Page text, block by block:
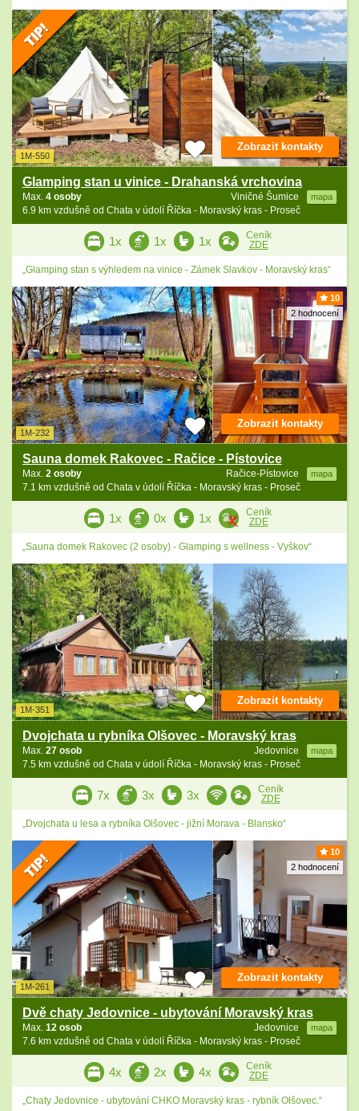
1M-550
Glamping stan u vinice - Drahanská vrchovina
Viničné Šumice mapa
Max. 4 osoby
6.9 km vzdušně od Chata v údolí Říčka - Moravský kras - Proseč
Zobrazit kontakty
1x 1x 1x
Ceník
ZDE
„Glamping stan s výhledem na vinice - Zámek Slavkov - Moravský kras“
10
2 hodnocení
1M-232
Sauna domek Rakovec - Račice - Pístovice
Račice-Pístovice mapa
Max. 2 osoby
7.1 km vzdušně od Chata v údolí Říčka - Moravský kras - Proseč
Zobrazit kontakty
1x 0x 1x
Ceník
ZDE
„Sauna domek Rakovec (2 osoby) - Glamping s wellness - Vyškov“
1M-351
Dvojchata u rybníka Olšovec - Moravský kras
Jedovnice mapa
Max. 27 osob
7.5 km vzdušně od Chata v údolí Říčka - Moravský kras - Proseč
Zobrazit kontakty
7x 3x 3x
Ceník
ZDE
„Dvojchata u lesa a rybníka Olšovec - jižní Morava - Blansko“
10
2 hodnocení
1M-261
Dvě chaty Jedovnice - ubytování Moravský kras
Jedovnice mapa
Max. 12 osob
7.6 km vzdušně od Chata v údolí Říčka - Moravský kras - Proseč
Zobrazit kontakty
4x 2x 4x
Ceník
ZDE
„Chaty Jedovnice - ubytování CHKO Moravský kras - rybník Olšovec.“